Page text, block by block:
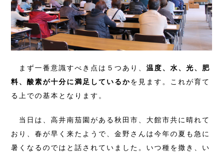
まず一番意識すべき点は５つあり、温度、水、光、肥
料、酸素が十分に満足しているかを見ます。これが育て
る上での基本となります。
当日は、高井南茄園がある秋田市、大館市共に晴れて
おり、春が早く来たようで、金野さんは今年の夏も急に
暑くなるのではと話されていました。いつ種を撒き、い